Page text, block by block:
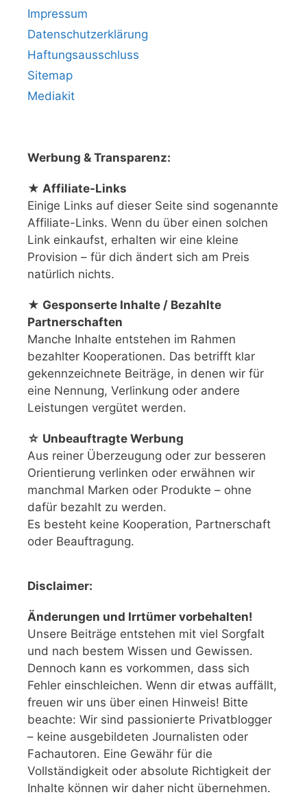
Impressum
Datenschutzerklärung
Haftungsausschluss
Sitemap
Mediakit
Werbung & Transparenz:
★ Affiliate-Links
Einige Links auf dieser Seite sind sogenannte
Affiliate-Links. Wenn du über einen solchen
Link einkaufst, erhalten wir eine kleine
Provision – für dich ändert sich am Preis
natürlich nichts.
★ Gesponserte Inhalte / Bezahlte
Partnerschaften
Manche Inhalte entstehen im Rahmen
bezahlter Kooperationen. Das betrifft klar
gekennzeichnete Beiträge, in denen wir für
eine Nennung, Verlinkung oder andere
Leistungen vergütet werden.
☆ Unbeauftragte Werbung
Aus reiner Überzeugung oder zur besseren
Orientierung verlinken oder erwähnen wir
manchmal Marken oder Produkte – ohne
dafür bezahlt zu werden.
Es besteht keine Kooperation, Partnerschaft
oder Beauftragung.
Disclaimer:
Änderungen und Irrtümer vorbehalten!
Unsere Beiträge entstehen mit viel Sorgfalt
und nach bestem Wissen und Gewissen.
Dennoch kann es vorkommen, dass sich
Fehler einschleichen. Wenn dir etwas auffällt,
freuen wir uns über einen Hinweis! Bitte
beachte: Wir sind passionierte Privatblogger
– keine ausgebildeten Journalisten oder
Fachautoren. Eine Gewähr für die
Vollständigkeit oder absolute Richtigkeit der
Inhalte können wir daher nicht übernehmen.